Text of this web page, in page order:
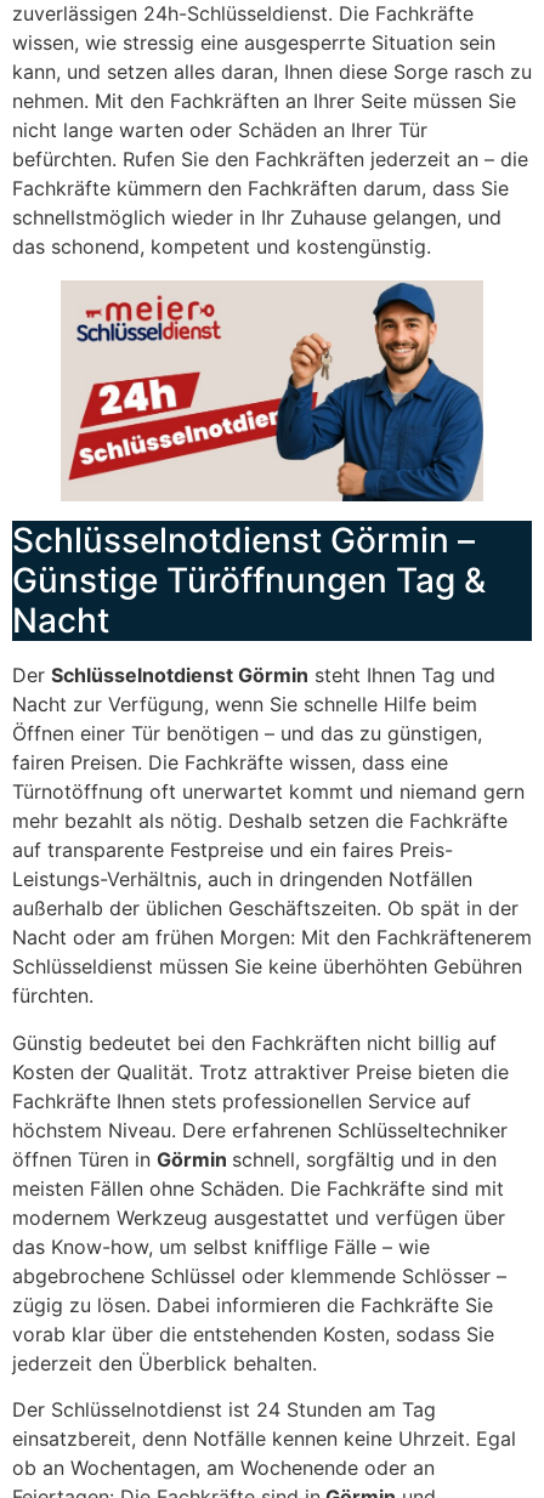
zuverlässigen 24h-Schlüsseldienst. Die Fachkräfte
wissen, wie stressig eine ausgesperrte Situation sein
kann, und setzen alles daran, Ihnen diese Sorge rasch zu
nehmen. Mit den Fachkräften an Ihrer Seite müssen Sie
nicht lange warten oder Schäden an Ihrer Tür
befürchten. Rufen Sie den Fachkräften jederzeit an – die
Fachkräfte kümmern den Fachkräften darum, dass Sie
schnellstmöglich wieder in Ihr Zuhause gelangen, und
das schonend, kompetent und kostengünstig.
Schlüsselnotdienst Görmin –
Günstige Türöffnungen Tag &
Nacht
Der Schlüsselnotdienst Görmin steht Ihnen Tag und
Nacht zur Verfügung, wenn Sie schnelle Hilfe beim
Öffnen einer Tür benötigen – und das zu günstigen,
fairen Preisen. Die Fachkräfte wissen, dass eine
Türnotöffnung oft unerwartet kommt und niemand gern
mehr bezahlt als nötig. Deshalb setzen die Fachkräfte
auf transparente Festpreise und ein faires Preis-
Leistungs-Verhältnis, auch in dringenden Notfällen
außerhalb der üblichen Geschäftszeiten. Ob spät in der
Nacht oder am frühen Morgen: Mit den Fachkräftenerem
Schlüsseldienst müssen Sie keine überhöhten Gebühren
fürchten.
Günstig bedeutet bei den Fachkräften nicht billig auf
Kosten der Qualität. Trotz attraktiver Preise bieten die
Fachkräfte Ihnen stets professionellen Service auf
höchstem Niveau. Dere erfahrenen Schlüsseltechniker
öffnen Türen in Görmin schnell, sorgfältig und in den
meisten Fällen ohne Schäden. Die Fachkräfte sind mit
modernem Werkzeug ausgestattet und verfügen über
das Know-how, um selbst knifflige Fälle – wie
abgebrochene Schlüssel oder klemmende Schlösser –
zügig zu lösen. Dabei informieren die Fachkräfte Sie
vorab klar über die entstehenden Kosten, sodass Sie
jederzeit den Überblick behalten.
Der Schlüsselnotdienst ist 24 Stunden am Tag
einsatzbereit, denn Notfälle kennen keine Uhrzeit. Egal
ob an Wochentagen, am Wochenende oder an